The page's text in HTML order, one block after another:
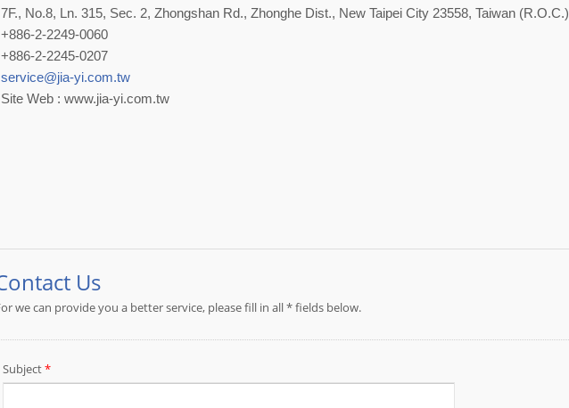
7F., No.8, Ln. 315, Sec. 2, Zhongshan Rd., Zhonghe Dist., New Taipei City 23558, Taiwan (R.O.C.)
+886-2-2249-0060
+886-2-2245-0207
service@jia-yi.com.tw
Site Web : www.jia-yi.com.tw